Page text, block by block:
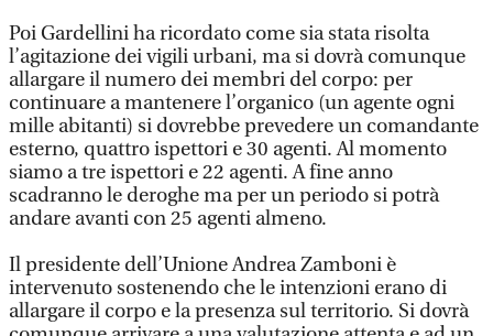
Poi Gardellini ha ricordato come sia stata risolta
l’agitazione dei vigili urbani, ma si dovrà comunque
allargare il numero dei membri del corpo: per
continuare a mantenere l’organico (un agente ogni
mille abitanti) si dovrebbe prevedere un comandante
esterno, quattro ispettori e 30 agenti. Al momento
siamo a tre ispettori e 22 agenti. A fine anno
scadranno le deroghe ma per un periodo si potrà
andare avanti con 25 agenti almeno.
Il presidente dell’Unione Andrea Zamboni è
intervenuto sostenendo che le intenzioni erano di
allargare il corpo e la presenza sul territorio. Si dovrà